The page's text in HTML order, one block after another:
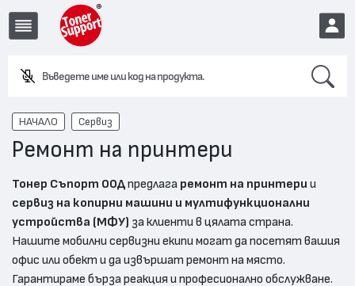
Въведете име или код на продукта.
НАЧАЛО Сервиз
Ремонт на принтери
Тонер Съпорт ООДпредлага ремонт на принтери и
сервиз на копирни машини и мултифункционални
устройства (МФУ) за клиенти в цялата страна.
Нашите мобилни сервизни екипи могат да посетят вашия
офис или обект и да извършат ремонт на място.
Гарантираме бърза реакция и професионално обслужване.